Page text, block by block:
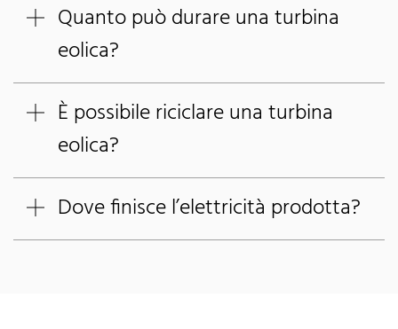
Quanto può durare una turbina
eolica?
È possibile riciclare una turbina
eolica?
Dove finisce l’elettricità prodotta?